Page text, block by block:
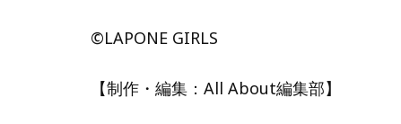
©LAPONE GIRLS
【制作・編集：All About編集部】